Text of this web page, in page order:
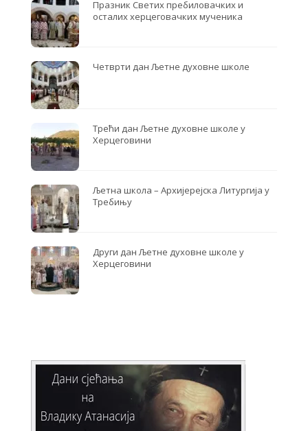
Празник Светих пребиловачких и
осталих херцеговачких мученика
Четврти дан Љетне духовне школе
Трећи дан Љетне духовне школе у
Херцеговини
Љетна школа – Архијерејска Литургија у
Требињу
Други дан Љетне духовне школе у
Херцеговини